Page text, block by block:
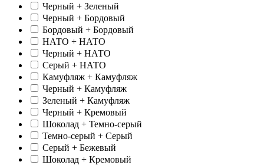
Черный + Зеленый
Черный + Бордовый
Бордовый + Бордовый
НАТО + НАТО
Черный + НАТО
Серый + НАТО
Камуфляж + Камуфляж
Черный + Камуфляж
Зеленый + Камуфляж
Черный + Кремовый
Шоколад + Темно-серый
Темно-серый + Серый
Серый + Бежевый
Шоколад + Кремовый